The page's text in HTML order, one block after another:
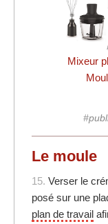
Mixeur
Le moule
15. Verser le
posé sur une
plan de travail